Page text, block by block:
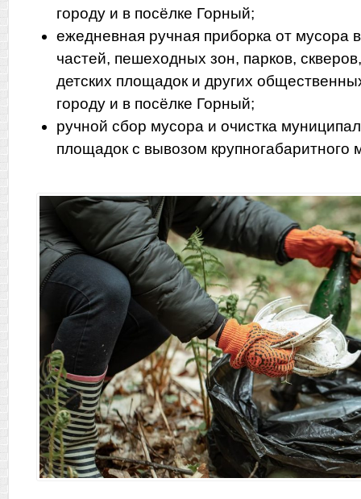
городу и в посёлке Горный;
ежедневная ручная приборка от мусора
частей, пешеходных зон, парков,
детских площадок и других
городу и в посёлке Горный;
ручной сбор мусора и очистка
площадок с вывозом крупногабаритного